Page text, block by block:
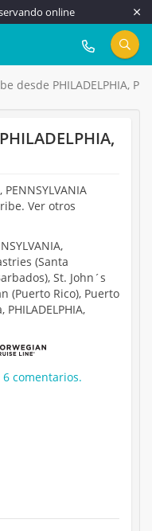
online
917 815 555
desde PHILADELPHIA,
PENNSYLVANIA
Ver otros
(Santa
St. John´s
(Puerto Rico), Puerto
6 comentarios.